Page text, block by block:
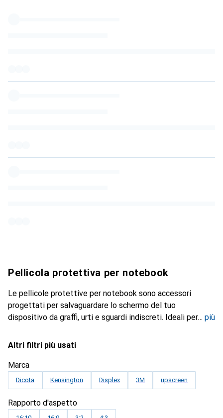
Pellicola protettiva per notebook
Le pellicole protettive per notebook sono accessori
progettati per salvaguardare lo schermo del tuo
dispositivo da graffi, urti e sguardi indiscreti. Ideali per
più
Altri filtri più usati
Marca
Dicota Kensington Displex 3M upscreen
Rapporto d'aspetto